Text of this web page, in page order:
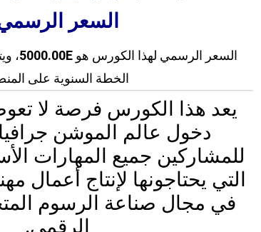
السعر
السعر الرسمي لهذا الكورس هو 5000.00E،
الخطة السنوية على
يعد هذا الكورس فرصة لا
دخول عالم الموشن
للمشاركين جميع المهارات
التي يحتاجونها لإنتاج أعمال
في مجال صناعة الرسوم
الرقمي.